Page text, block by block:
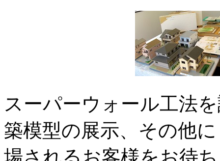
スーパーウォール工法
築模型の展示、その他
場されるお客様をお待